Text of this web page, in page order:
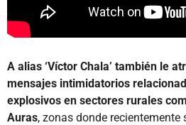
A alias ‘Víctor Chala’ también le
mensajes intimidatorios
explosivos en sectores rurales
Auras, zonas donde recientemente